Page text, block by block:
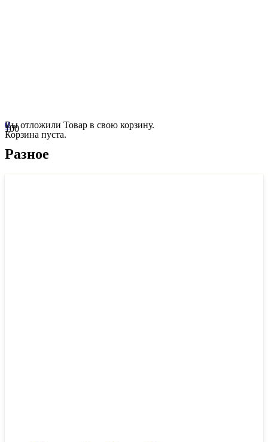
0
Вы отложили Товар в свою корзину.
Корзина пуста.
Разное